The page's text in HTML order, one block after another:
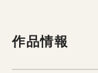
作品情報